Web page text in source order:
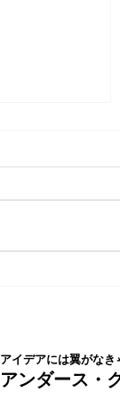
アンダース・
アイデアには翼がなき